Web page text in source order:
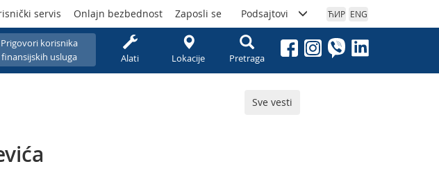
Prigovori korisnika
finansijskih usluga
Alati Lokacije Pretraga
servis Onlajn bezbednost Zaposli se Podsajtovi ЋИР ENG
Sve vesti